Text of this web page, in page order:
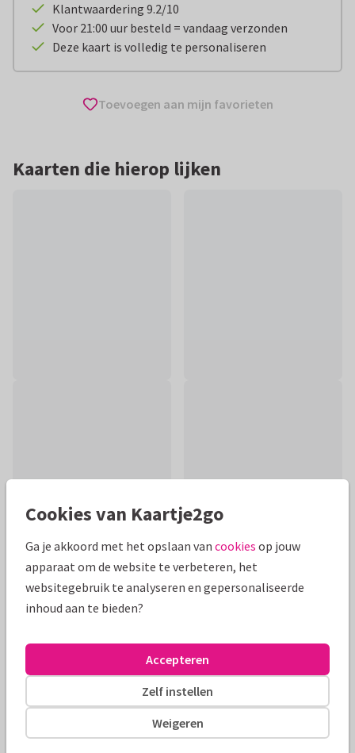
Klantwaardering 9.2/10
Voor 21:00 uur besteld = vandaag verzonden
Deze kaart is volledig te personaliseren
Toevoegen aan mijn favorieten
Kaarten die hierop lijken
Productinformatie
kersverse paar te feliciteren. De kleuren zijn aanpasbaar.
Alle kaarten zijn helemaal naar wens aan te passen
Rosemarijn
Cookies van Kaartje2go
Ga je akkoord met het opslaan van cookies op jouw
apparaat om de website te verbeteren, het
websitegebruik te analyseren en gepersonaliseerde
inhoud aan te bieden?
Weigeren
Zelf instellen
Accepteren